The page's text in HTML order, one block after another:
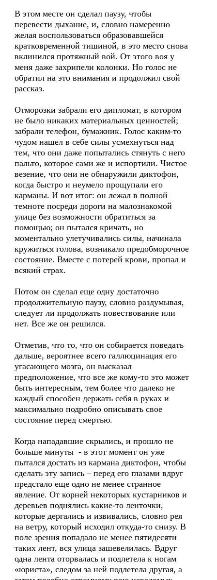
В этом месте он сделал паузу, чтобы
перевести дыхание, и, словно намеренно
желая воспользоваться образовавшейся
кратковременной тишиной, в это место снова
вклинился протяжный вой. От этого воя у
меня даже захрипели колонки. Но голос не
обратил на это внимания и продолжил свой
рассказ.
Отморозки забрали его дипломат, в котором
не было никаких материальных ценностей;
забрали телефон, бумажник. Голос каким-то
чудом нашел в себе силы усмехнуться над
тем, что они даже попытались стянуть с него
пальто, которое сами же и испортили. Чистое
везение, что они не обнаружили диктофон,
когда быстро и неумело прощупали его
карманы. И вот итог: он лежал в полной
темноте посреди дороги на малознакомой
улице без возможности обратиться за
помощью; он пытался кричать, но
моментально улетучивались силы, начинала
кружиться голова, возникало предобморочное
состояние. Вместе с потерей крови, пропал и
всякий страх.
Потом он сделал еще одну достаточно
продолжительную паузу, словно раздумывая,
следует ли продолжать повествование или
нет. Все же он решился.
Отметив, что то, что он собирается поведать
дальше, вероятнее всего галлюцинация его
угасающего мозга, он высказал
предположение, что все же кому-то это может
быть интересным, тем более что далеко не
каждый способен держать себя в руках и
максимально подробно описывать свое
состояние перед смертью.
Когда нападавшие скрылись, и прошло не
больше минуты - в этот момент он уже
пытался достать из кармана диктофон, чтобы
сделать эту запись – перед его глазами вдруг
предстало еще одно не менее странное
явление. От корней некоторых кустарников и
деревьев поднялись какие-то ленточки,
которые дергались и извивались, словно рея
на ветру, который исходил откуда-то снизу. В
поле зрения попадало не менее пятидесяти
таких лент, вся улица зашевелилась. Вдруг
одна лента оторвалась и подлетела к ногам
«юриста», следом за ней подлетела другая, а